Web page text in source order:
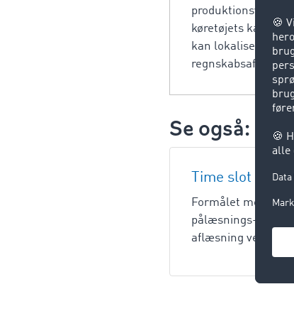
køretøjets
kan lokalisere og
regnskabsafdeling.
Se også:
Time slot
Formålet med et
pålæsnings- eller
aflæsning ved